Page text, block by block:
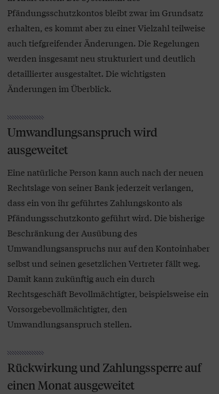
Pfändungsschutzkontos bleibt zwar im Grundsatz
erhalten, es kommt aber zu einer Vielzahl teilweise
auch tiefgreifender Änderungen. Die Regelungen
werden insgesamt neu strukturiert und deutlich
detaillierter ausgestaltet. Die wichtigsten
Änderungen im Überblick.
Umwandlungsanspruch wird
ausgeweitet
Eine natürliche Person kann auch nach der neuen
Rechtslage von seiner Bank jederzeit verlangen,
dass ein von ihr geführtes Zahlungskonto als
Pfändungsschutzkonto geführt wird. Die bisherige
Beschränkung der Ausübung des
Umwandlungsanspruchs nur auf den Kontoinhaber
selbst und seinen gesetzlichen Vertreter fällt weg.
Damit kann zukünftig auch ein durch
Rechtsgeschäft Bevollmächtigter, beispielsweise ein
Vorsorgebevollmächtigter, den
Umwandlungsanspruch stellen.
Rückwirkung und Zahlungssperre auf
einen Monat ausgeweitet